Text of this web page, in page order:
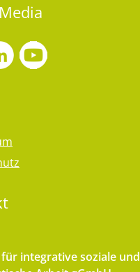
Media
integrative soziale und